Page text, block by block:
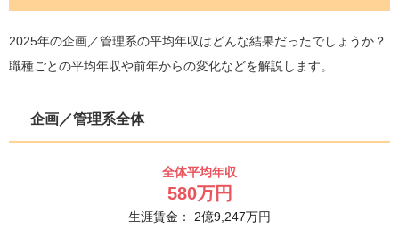
2025年の企画／管理系の平均年収はどんな結果だったでしょうか？
職種ごとの平均年収や前年からの変化などを解説します。
企画／管理系全体
全体平均年収
580万円
生涯賃金： 2億9,247万円